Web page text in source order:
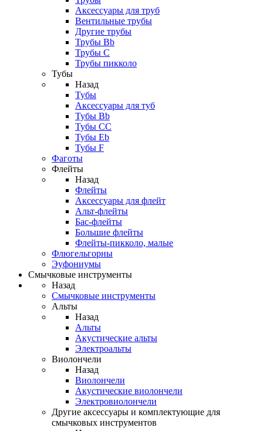
Аксессуары для труб
Вентильные трубы
Другие трубы
Трубы Bb
Трубы C
Трубы пикколо
Тубы
Назад
Тубы
Аксессуары для туб
Тубы Bb
Тубы CC
Тубы Eb
Тубы F
Фаготы
Флейты
Назад
Флейты
Аксессуары для флейт
Альт-флейты
Бас-флейты
Большие флейты
Флейты-пикколо, малые
Флюгельгорны
Эуфониумы
Смычковые инструменты
Назад
Смычковые инструменты
Альты
Назад
Альты
Акустические альты
Электроальты
Виолончели
Назад
Виолончели
Акустические виолончели
Электровиолончели
Другие аксессуары и комплектующие для
смычковых инструментов